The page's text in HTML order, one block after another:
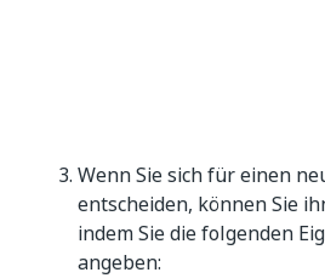
Wenn Sie sich für einen
entscheiden, können Sie
indem Sie die folgenden
angeben: